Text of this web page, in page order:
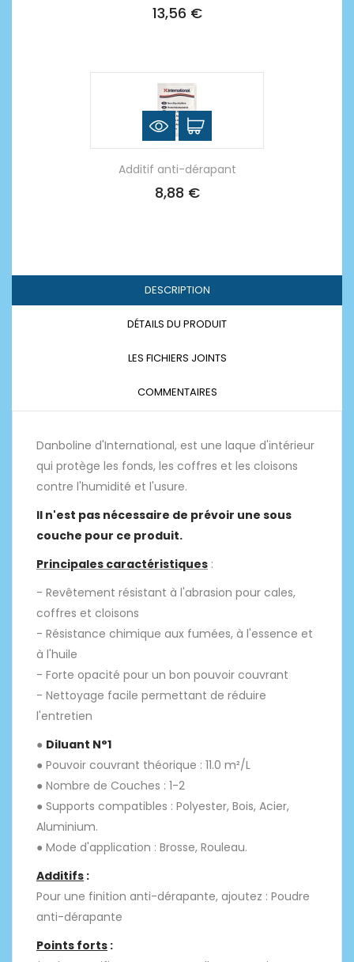
13,56 €
Additif anti-dérapant
8,88 €
DESCRIPTION
DÉTAILS DU PRODUIT
LES FICHIERS JOINTS
COMMENTAIRES
Danboline d'International, est une laque d'intérieur
qui protège les fonds, les coffres et les cloisons
contre l'humidité et l'usure.
Il n'est pas nécessaire de prévoir une sous
couche pour ce produit.
Principales caractéristiques :
- Revêtement résistant à l'abrasion pour cales,
coffres et cloisons
- Résistance chimique aux fumées, à l'essence et
à l'huile
- Forte opacité pour un bon pouvoir couvrant
- Nettoyage facile permettant de réduire
l'entretien
● Diluant N°1
● Pouvoir couvrant théorique : 11.0 m²/L
● Nombre de Couches : 1-2
● Supports compatibles : Polyester, Bois, Acier,
Aluminium.
● Mode d'application : Brosse, Rouleau.
Additifs :
Pour une finition anti-dérapante, ajoutez : Poudre
anti-dérapante
Points forts :